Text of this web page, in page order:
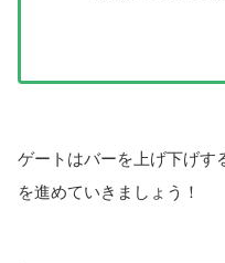
ゲートはバーを上げ下げす
を進めていきましょう！